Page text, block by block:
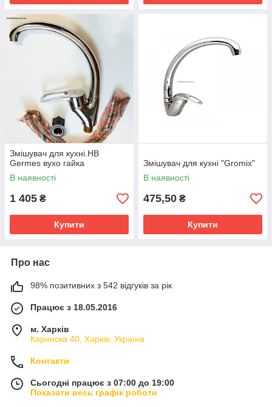
Змішувач для кухні.HB
Germes вухо гайка
В наявності
1 405 ₴
Купити
Змішувач для кухні "Gromix"
В наявності
475,50 ₴
Купити
Про нас
98% позитивних з 542 відгуків за рік
Працює з 18.05.2016
м. Харків
Каринска 40, Харків, Україна
Контакти
Сьогодні працює з 07:00 до 19:00
Показати весь графік роботи